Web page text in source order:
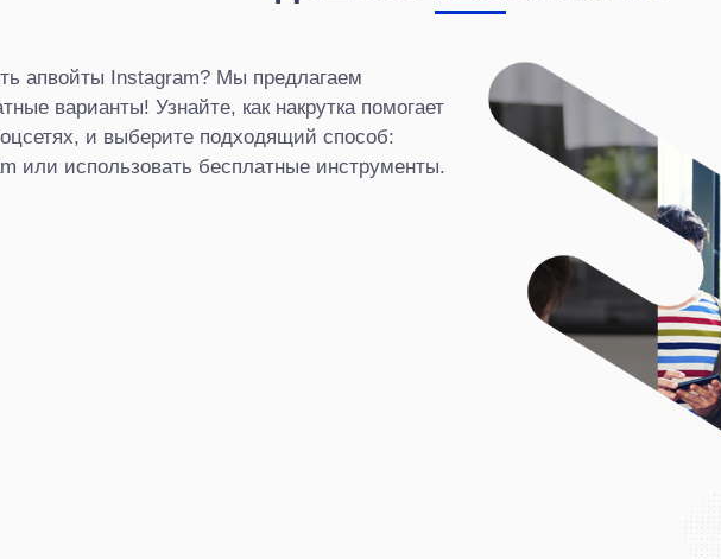
апвойты Instagram? Мы предлагаем
варианты! Узнайте, как накрутка помогает
и выберите подходящий способ:
или использовать бесплатные инструменты.